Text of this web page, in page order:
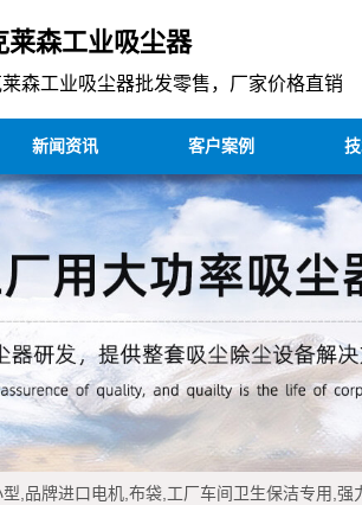
莱森工业吸尘器
莱森工业吸尘器批发零售，厂家价格直销
新闻资讯 客户案例
,品牌进口电机,布袋,工厂车间卫生保洁专用,